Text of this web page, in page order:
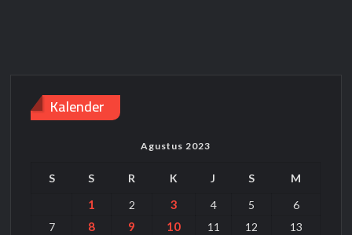
Pos
Strategis
Kalender
Agustus 2023
S S R K J S M
1 2 3 4 5
6
7
8 9 10 11 12
13